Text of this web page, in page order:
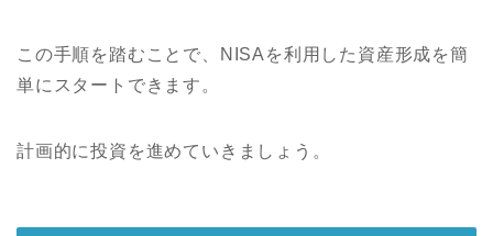
この手順を踏むことで、NISAを利用した資産形成を簡
単にスタートできます。
計画的に投資を進めていきましょう。